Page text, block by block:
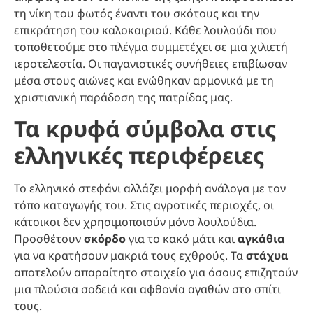
τη νίκη του φωτός έναντι του σκότους και την
επικράτηση του καλοκαιριού. Κάθε λουλούδι που
τοποθετούμε στο πλέγμα συμμετέχει σε μια χιλιετή
ιεροτελεστία. Οι παγανιστικές συνήθειες επιβίωσαν
μέσα στους αιώνες και ενώθηκαν αρμονικά με τη
χριστιανική παράδοση της πατρίδας μας.
Τα κρυφά σύμβολα στις
ελληνικές περιφέρειες
Το ελληνικό στεφάνι αλλάζει μορφή ανάλογα με τον
τόπο καταγωγής του. Στις αγροτικές περιοχές, οι
κάτοικοι δεν χρησιμοποιούν μόνο λουλούδια.
Προσθέτουνσκόρδογια το κακό μάτι καιαγκάθια
για να κρατήσουν μακριά τους εχθρούς. Ταστάχυα
αποτελούν απαραίτητο στοιχείο για όσους επιζητούν
μια πλούσια σοδειά και αφθονία αγαθών στο σπίτι
τους.